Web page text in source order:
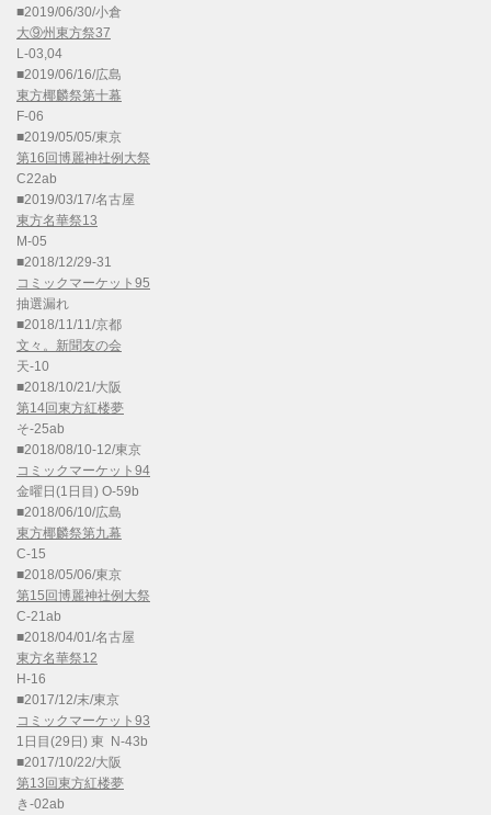
■2019/06/30/小倉
大⑨州東方祭37
L-03,04
■2019/06/16/広島
東方椰麟祭第十幕
F-06
■2019/05/05/東京
第16回博麗神社例大祭
C22ab
■2019/03/17/名古屋
東方名華祭13
M-05
■2018/12/29-31
コミックマーケット95
抽選漏れ
■2018/11/11/京都
文々。新聞友の会
天-10
■2018/10/21/大阪
第14回東方紅楼夢
そ-25ab
■2018/08/10-12/東京
コミックマーケット94
金曜日(1日目) O-59b
■2018/06/10/広島
東方椰麟祭第九幕
C-15
■2018/05/06/東京
第15回博麗神社例大祭
C-21ab
■2018/04/01/名古屋
東方名華祭12
H-16
■2017/12/末/東京
コミックマーケット93
1日目(29日) 東 N-43b
■2017/10/22/大阪
第13回東方紅楼夢
き-02ab